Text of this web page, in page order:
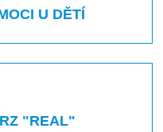
U DĚTÍ
"REAL"